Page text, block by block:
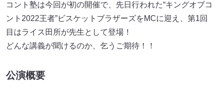
コント塾は今回が初の開催で、先日行われた“キングオブコ
ント2022王者”ビスケットブラザーズをMCに迎え、第1回
目はライス田所が先生として登場！
どんな講義が聞けるのか、乞うご期待！！
公演概要